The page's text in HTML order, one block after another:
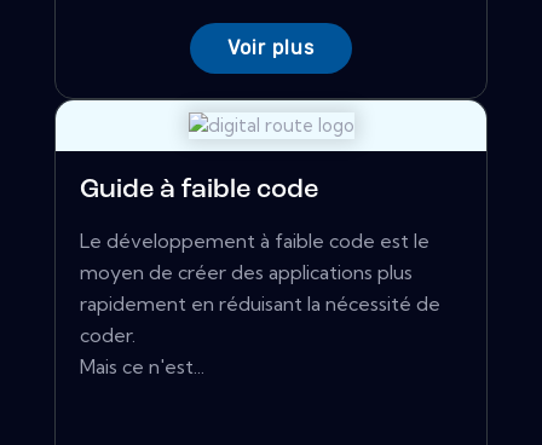
Voir plus
Guide à faible code
Le développement à faible code est le
moyen de créer des applications plus
rapidement en réduisant la nécessité de
coder.
Mais ce n'est...